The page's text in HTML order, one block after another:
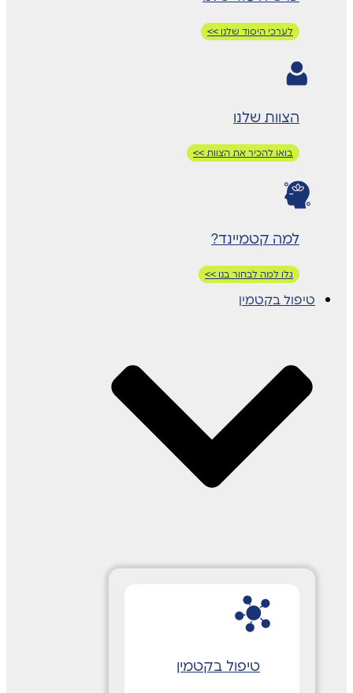
לערכי היסוד שלנו >>
הצוות שלנו
בואו להכיר את הצוות >>
למה קטמיינד?
גלו למה לבחור בנו >>
טיפול בקטמין
טיפול בקטמין